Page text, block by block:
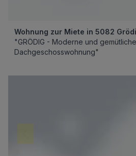
Wohnung zur Miete in 5082
"GRÖDIG - Moderne und
Dachgeschosswohnung"